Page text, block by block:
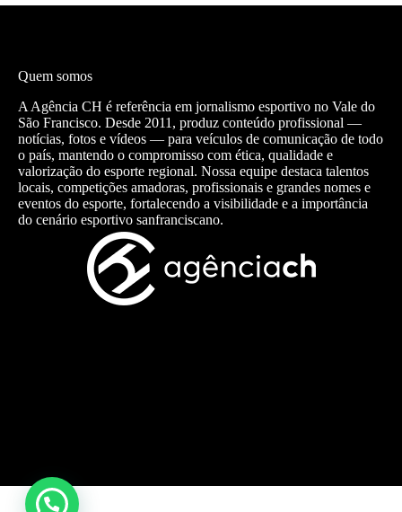
Quem somos
A Agência CH é referência em jornalismo esportivo no Vale do
São Francisco. Desde 2011, produz conteúdo profissional —
notícias, fotos e vídeos — para veículos de comunicação de todo
o país, mantendo o compromisso com ética, qualidade e
valorização do esporte regional. Nossa equipe destaca talentos
locais, competições amadoras, profissionais e grandes nomes e
eventos do esporte, fortalecendo a visibilidade e a importância
do cenário esportivo sanfranciscano.